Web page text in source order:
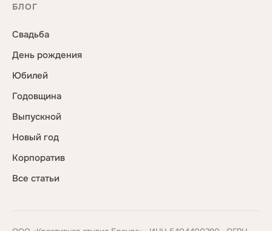
БЛОГ
Свадьба
День рождения
Юбилей
Годовщина
Выпускной
Новый год
Корпоратив
Все статьи